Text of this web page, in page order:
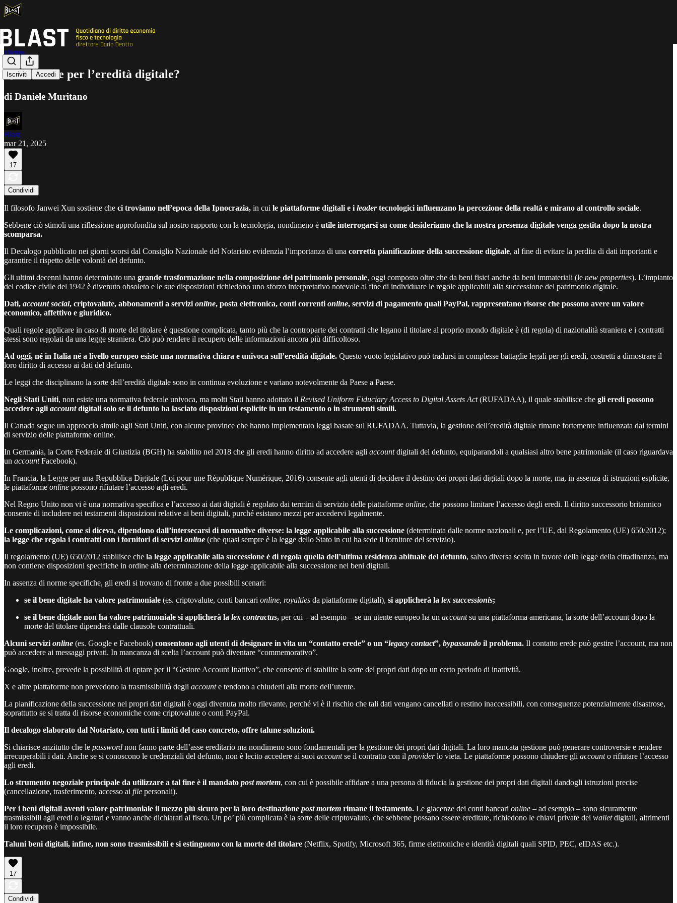
Iscriviti Accedi
Diritto
Quale sorte per l’eredità digitale?
di Daniele Muritano
Blast
mar 21, 2025
17
Condividi
Il filosofo Janwei Xun sostiene che ci troviamo nell’epoca della Ipnocrazia, in cui le piattaforme digitali e i leadertecnologici influenzano la percezione della realtà e mirano al controllo sociale.
Sebbene ciò stimoli una riflessione approfondita sul nostro rapporto con la tecnologia, nondimeno è utile interrogarsi su come desideriamo che la nostra presenza digitale venga gestita dopo la nostra
scomparsa.
Il Decalogo pubblicato nei giorni scorsi dal Consiglio Nazionale del Notariato evidenzia l’importanza di una corretta pianificazione della successione digitale, al fine di evitare la perdita di dati importanti e
garantire il rispetto delle volontà del defunto.
Gli ultimi decenni hanno determinato una grande trasformazione nella composizione del patrimonio personale, oggi composto oltre che da beni fisici anche da beni immateriali (le new properties). L’impianto
del codice civile del 1942 è divenuto obsoleto e le sue disposizioni richiedono uno sforzo interpretativo notevole al fine di individuare le regole applicabili alla successione del patrimonio digitale.
Dati, account social, criptovalute, abbonamenti a servizi online, posta elettronica, conti correnti online, servizi di pagamento quali PayPal, rappresentano risorse che possono avere un valore
economico, affettivo e giuridico.
Quali regole applicare in caso di morte del titolare è questione complicata, tanto più che la controparte dei contratti che legano il titolare al proprio mondo digitale è (di regola) di nazionalità straniera e i contratti
stessi sono regolati da una legge straniera. Ciò può rendere il recupero delle informazioni ancora più difficoltoso.
Ad oggi, né in Italia né a livello europeo esiste una normativa chiara e univoca sull’eredità digitale. Questo vuoto legislativo può tradursi in complesse battaglie legali per gli eredi, costretti a dimostrare il
loro diritto di accesso ai dati del defunto.
Le leggi che disciplinano la sorte dell’eredità digitale sono in continua evoluzione e variano notevolmente da Paese a Paese.
Negli Stati Uniti, non esiste una normativa federale univoca, ma molti Stati hanno adottato il Revised Uniform Fiduciary Access to Digital Assets Act(RUFADAA), il quale stabilisce che gli eredi possono
accedere agli accountdigitali solo se il defunto ha lasciato disposizioni esplicite in un testamento o in strumenti simili.
Il Canada segue un approccio simile agli Stati Uniti, con alcune province che hanno implementato leggi basate sul RUFADAA. Tuttavia, la gestione dell’eredità digitale rimane fortemente influenzata dai termini
di servizio delle piattaforme online.
In Germania, la Corte Federale di Giustizia (BGH) ha stabilito nel 2018 che gli eredi hanno diritto ad accedere agli accountdigitali del defunto, equiparandoli a qualsiasi altro bene patrimoniale (il caso riguardava
un accountFacebook).
In Francia, la Legge per una Repubblica Digitale (Loi pour une République Numérique, 2016) consente agli utenti di decidere il destino dei propri dati digitali dopo la morte, ma, in assenza di istruzioni esplicite,
le piattaforme online possono rifiutare l’accesso agli eredi.
Nel Regno Unito non vi è una normativa specifica e l’accesso ai dati digitali è regolato dai termini di servizio delle piattaforme online, che possono limitare l’accesso degli eredi. Il diritto successorio britannico
consente di includere nei testamenti disposizioni relative ai beni digitali, purché esistano mezzi per accedervi legalmente.
Le complicazioni, come si diceva, dipendono dall’intersecarsi di normative diverse: la legge applicabile alla successione (determinata dalle norme nazionali e, per l’UE, dal Regolamento (UE) 650/2012);
la legge che regola i contratti con i fornitori di servizi online (che quasi sempre è la legge dello Stato in cui ha sede il fornitore del servizio).
Il regolamento (UE) 650/2012 stabilisce che la legge applicabile alla successione è di regola quella dell’ultima residenza abituale del defunto, salvo diversa scelta in favore della legge della cittadinanza, ma
non contiene disposizioni specifiche in ordine alla determinazione della legge applicabile alla successione nei beni digitali.
In assenza di norme specifiche, gli eredi si trovano di fronte a due possibili scenari:
se il bene digitale ha valore patrimoniale (es. criptovalute, conti bancari online, royalties da piattaforme digitali), si applicherà la lex successionis;
se il bene digitale non ha valore patrimoniale si applicherà la lex contractus, per cui – ad esempio – se un utente europeo ha un accountsu una piattaforma americana, la sorte dell’account dopo la
morte del titolare dipenderà dalle clausole contrattuali.
Alcuni servizi online (es. Google e Facebook) consentono agli utenti di designare in vita un “contatto erede” o un “legacy contact”, bypassando il problema. Il contatto erede può gestire l’account, ma non
può accedere ai messaggi privati. In mancanza di scelta l’account può diventare “commemorativo”.
Google, inoltre, prevede la possibilità di optare per il “Gestore Account Inattivo”, che consente di stabilire la sorte dei propri dati dopo un certo periodo di inattività.
X e altre piattaforme non prevedono la trasmissibilità degli accounte tendono a chiuderli alla morte dell’utente.
La pianificazione della successione nei propri dati digitali è oggi divenuta molto rilevante, perché vi è il rischio che tali dati vengano cancellati o restino inaccessibili, con conseguenze potenzialmente disastrose,
soprattutto se si tratta di risorse economiche come criptovalute o conti PayPal.
Il decalogo elaborato dal Notariato, con tutti i limiti del caso concreto, offre talune soluzioni.
Si chiarisce anzitutto che le password non fanno parte dell’asse ereditario ma nondimeno sono fondamentali per la gestione dei propri dati digitali. La loro mancata gestione può generare controversie e rendere
irrecuperabili i dati. Anche se si conoscono le credenziali del defunto, non è lecito accedere ai suoi accountse il contratto con il providerlo vieta. Le piattaforme possono chiudere gli accounto rifiutare l’accesso
agli eredi.
Lo strumento negoziale principale da utilizzare a tal fine è il mandato post mortem, con cui è possibile affidare a una persona di fiducia la gestione dei propri dati digitali dandogli istruzioni precise
(cancellazione, trasferimento, accesso ai file personali).
Per i beni digitali aventi valore patrimoniale il mezzo più sicuro per la loro destinazione post mortem rimane il testamento. Le giacenze dei conti bancari online – ad esempio – sono sicuramente
trasmissibili agli eredi o legatari e vanno anche dichiarati al fisco. Un po’ più complicata è la sorte delle criptovalute, che sebbene possano essere ereditate, richiedono le chiavi private dei walletdigitali, altrimenti
il loro recupero è impossibile.
Taluni beni digitali, infine, non sono trasmissibili e si estinguono con la morte del titolare (Netflix, Spotify, Microsoft 365, firme elettroniche e identità digitali quali SPID, PEC, eIDAS etc.).
17
Condividi